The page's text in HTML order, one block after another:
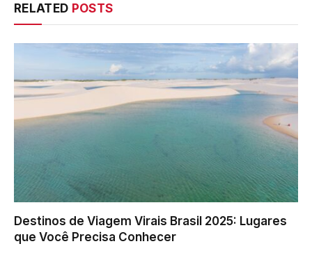
RELATED POSTS
Destinos de Viagem Virais Brasil 2025: Lugares
que Você Precisa Conhecer